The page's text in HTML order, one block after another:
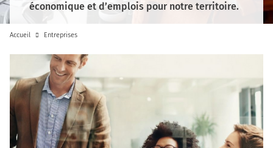
économique et d’emplois pour notre territoire.
Accueil Entreprises